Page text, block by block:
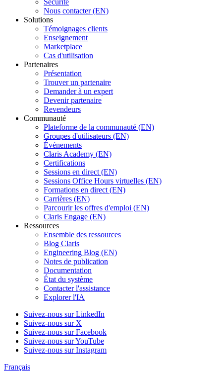
Sécurité
Nous contacter (EN)
Solutions
Témoignages clients
Enseignement
Marketplace
Cas d'utilisation
Partenaires
Présentation
Trouver un partenaire
Demander à un expert
Devenir partenaire
Revendeurs
Communauté
Plateforme de la communauté (EN)
Groupes d'utilisateurs (EN)
Événements
Claris Academy (EN)
Certifications
Sessions en direct (EN)
Sessions Office Hours virtuelles (EN)
Formations en direct (EN)
Carrières (EN)
Parcourir les offres d'emploi (EN)
Claris Engage (EN)
Ressources
Ensemble des ressources
Blog Claris
Engineering Blog (EN)
Notes de publication
Documentation
État du système
Contacter l'assistance
Explorer l'IA
Suivez-nous sur LinkedIn
Suivez-nous sur X
Suivez-nous sur Facebook
Suivez-nous sur YouTube
Suivez-nous sur Instagram
Français